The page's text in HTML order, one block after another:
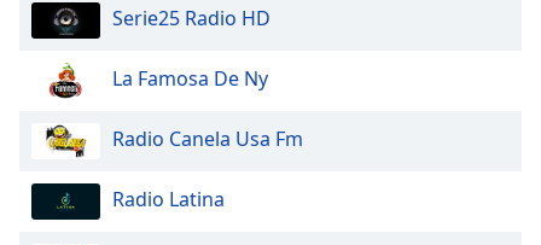
Serie25 Radio HD
La Famosa De Ny
Radio Canela Usa Fm
Radio Latina